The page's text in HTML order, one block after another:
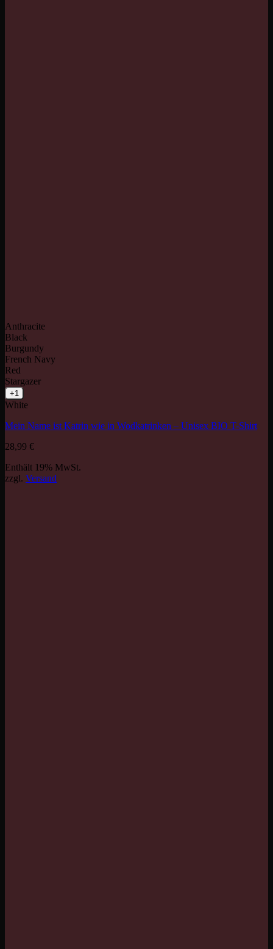
Anthracite
Black
Burgundy
French Navy
Red
Stargazer
+1
White
Mein Name ist Katrin wie in Wodkatrinken – Unisex BIO T-Shirt
28,99 €
Enthält 19% MwSt.
zzgl. Versand